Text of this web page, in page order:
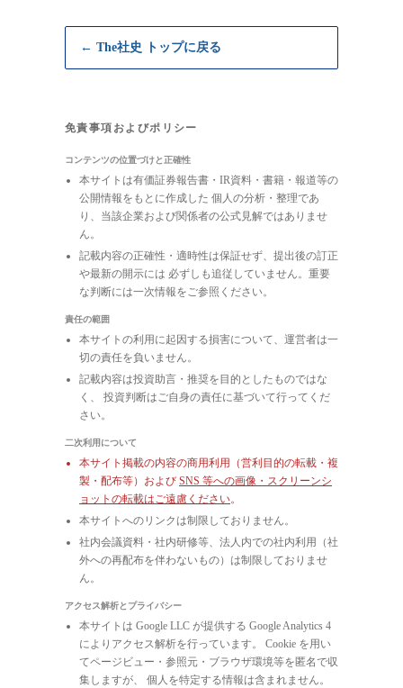
← The社史 トップに戻る
免責事項およびポリシー
コンテンツの位置づけと正確性
本サイトは有価証券報告書・IR資料・書籍・報道等の
公開情報をもとに作成した 個人の分析・整理であ
り、当該企業および関係者の公式見解ではありませ
ん。
記載内容の正確性・適時性は保証せず、提出後の訂正
や最新の開示には 必ずしも追従していません。重要
な判断には一次情報をご参照ください。
責任の範囲
本サイトの利用に起因する損害について、運営者は一
切の責任を負いません。
記載内容は投資助言・推奨を目的としたものではな
く、 投資判断はご自身の責任に基づいて行ってくだ
さい。
二次利用について
本サイト掲載の内容の商用利用（営利目的の転載・複
製・配布等）および SNS 等への画像・スクリーンシ
ョットの転載はご遠慮ください。
本サイトへのリンクは制限しておりません。
社内会議資料・社内研修等、法人内での社内利用（社
外への再配布を伴わないもの）は制限しておりませ
ん。
アクセス解析とプライバシー
本サイトは Google LLC が提供する Google Analytics 4
によりアクセス解析を行っています。 Cookie を用い
てページビュー・参照元・ブラウザ環境等を匿名で収
集しますが、 個人を特定する情報は含まれません。